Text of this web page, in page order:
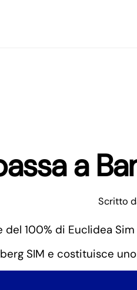
a
Scritto
100% di Euclidea
SIM e costituisce